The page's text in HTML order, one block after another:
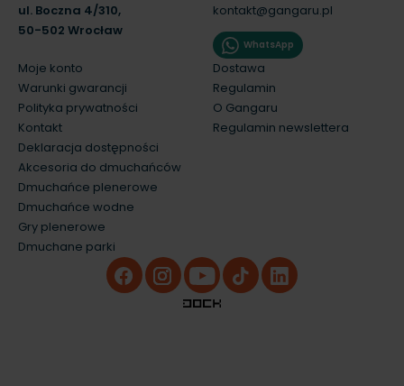
ul. Boczna 4/310,
50-502 Wrocław
kontakt@gangaru.pl
WhatsApp
Moje konto
Dostawa
Warunki gwarancji
Regulamin
Polityka prywatności
O Gangaru
Kontakt
Regulamin newslettera
Deklaracja dostępności
Akcesoria do dmuchańców
Dmuchańce plenerowe
Dmuchańce wodne
Gry plenerowe
Dmuchane parki